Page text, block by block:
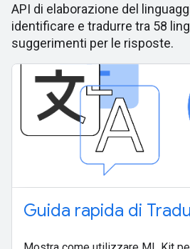
API di elaborazione del
identificare e tradurre tra 58
suggerimenti per le risposte.
Guida rapida di